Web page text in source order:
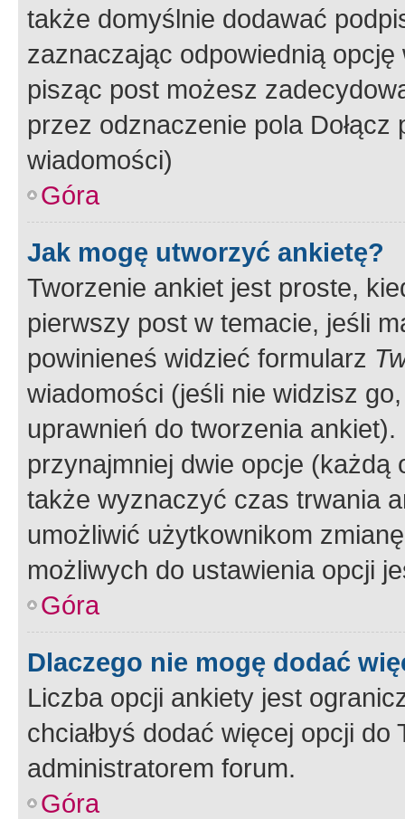
także domyślnie dodawać
zaznaczając odpowiednią
pisząc post możesz
przez odznaczenie pola
wiadomości)
Góra
Jak mogę utworzyć ankietę?
Tworzenie ankiet jest proste,
pierwszy post w temacie, jeśli
powinieneś widzieć formularz
wiadomości (jeśli nie widzisz
uprawnień do tworzenia
przynajmniej dwie opcje
także wyznaczyć czas trwania
umożliwić użytkownikom
możliwych do ustawienia opcji
Góra
Dlaczego nie mogę dodać
Liczba opcji ankiety jest
chciałbyś dodać więcej opcji
administratorem forum.
Góra